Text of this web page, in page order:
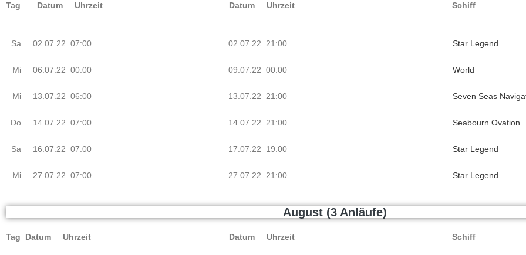
Tag Datum Uhrzeit Datum Uhrzeit Schiff
Sa
Mi
Mi
Do
Sa
Mi
02.07.22 07:00
06.07.22 00:00
13.07.22 06:00
14.07.22 07:00
16.07.22 07:00
27.07.22 07:00
02.07.22 21:00
09.07.22 00:00
13.07.22 21:00
14.07.22 21:00
17.07.22 19:00
27.07.22 21:00
Star Legend
World
Seven Seas
Seabourn Ovation
Star Legend
Star Legend
August (3 Anläufe)
Tag Datum Uhrzeit Datum Uhrzeit Schiff